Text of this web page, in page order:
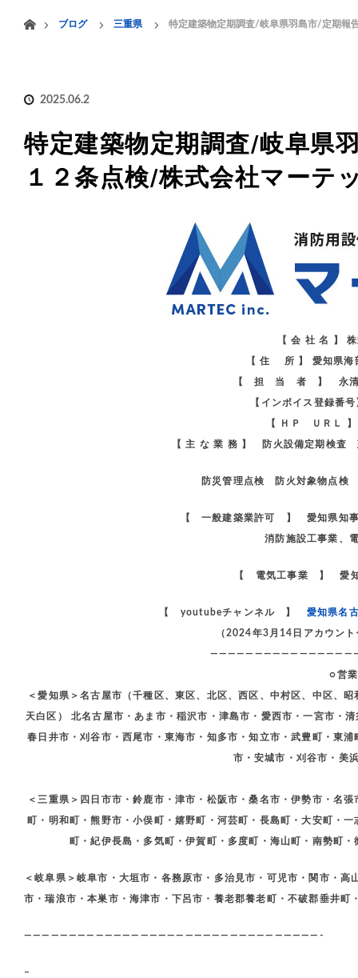
HOME 業務案内
ブログ
三重県 特定建築物定期調査/岐阜県羽島市/定期報
2025.06.2
特定建築物定期調査/岐阜県
１２条点検/株式会社マーテ
【 会 社 名 】
【 住 所 】 愛知県海
【 担 当 者 】 永清
【インボイス登録
【 ＨＰ ＵＲＬ
【 主 な 業 務 】 防火設備定期検査
防災管理点検 防火対象物点検
【 一般建築業許可 】 愛知県知
消防施設工事業、
【 電気工事業 】 愛
【 youtubeチャンネル 】 愛知県名
（2024年3月14日アカウン
○営
＜愛知県＞名古屋市（千種区、東区、北区、西区、中村区、中区、
天白区） 北名古屋市・あま市・稲沢市・津島市・愛西市・一宮市・
春日井市・刈谷市・西尾市・東海市・知多市・知立市・武豊町・東
市・安城市・刈谷市・美
＜三重県＞四日市市・鈴鹿市・津市・松阪市・桑名市・伊勢市・名
町・明和町・熊野市・小俣町・嬉野町・河芸町・長島町・大安町・
町・紀伊長島・多気町・伊賀町・多度町・海山町・南勢町
＜岐阜県＞岐阜市・大垣市・各務原市・多治見市・可児市・関市・
市・瑞浪市・本巣市・海津市・下呂市・養老郡養老町・不破郡垂井町
—————————————————————————————————-
–